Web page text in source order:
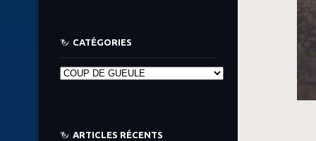
CATÉGORIES
Catégories
ARTICLES RÉCENTS